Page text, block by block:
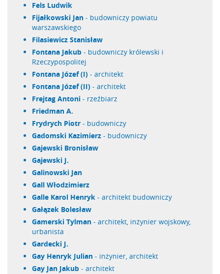
Fels Ludwik
Fijałkowski Jan - budowniczy powiatu
warszawskiego
Filasiewicz Stanisław
Fontana Jakub - budowniczy królewski i
Rzeczypospolitej
Fontana Józef (I) - architekt
Fontana Józef (II) - architekt
Frejtag Antoni - rzeźbiarz
Friedman A.
Frydrych Piotr - budowniczy
Gadomski Kazimierz - budowniczy
Gajewski Bronisław
Gajewski J.
Galinowski Jan
Gall Włodzimierz
Galle Karol Henryk - architekt budowniczy
Gałązek Bolesław
Gamerski Tylman - architekt, inżynier wojskowy,
urbanista
Gardecki J.
Gay Henryk Julian - inżynier, architekt
Gay Jan Jakub - architekt